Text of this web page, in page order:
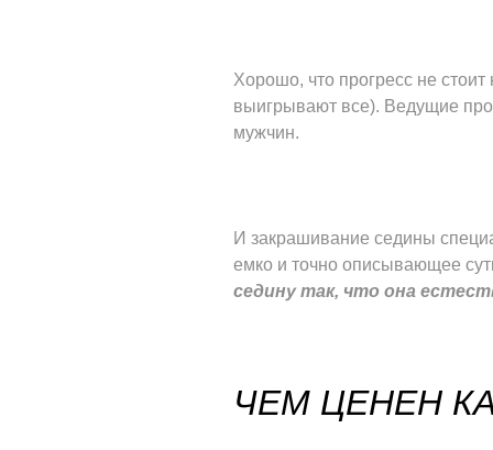
Хорошо, что прогресс не стоит
выигрывают все). Ведущие
мужчин.
И закрашивание седины
емко и точно описывающее
седину так, что она
ЧЕМ ЦЕНЕН